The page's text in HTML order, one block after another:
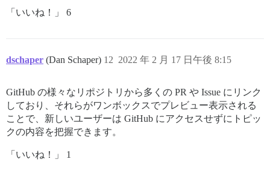
「いいね！」 6
dschaper (Dan Schaper) 2022 年 2 月 17 日午後 8:15
12
GitHub の様々なリポジトリから多くの PR や Issue にリンク
しており、それらがワンボックスでプレビュー表示される
ことで、新しいユーザーは GitHub にアクセスせずにトピッ
クの内容を把握できます。
「いいね！」 1